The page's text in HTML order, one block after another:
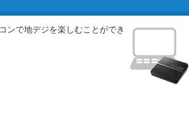
ンで地デジを楽しむことができ